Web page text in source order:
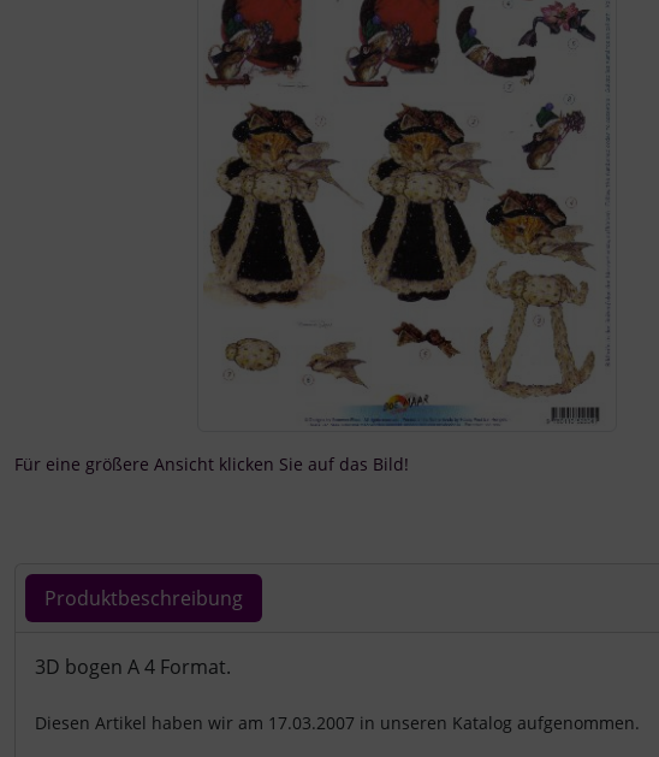
Für eine größere Ansicht klicken Sie auf das Bild!
Produktbeschreibung
Produktbeschreibung
3D bogen A 4 Format.
Diesen Artikel haben wir am 17.03.2007 in unseren Katalog aufgenommen.